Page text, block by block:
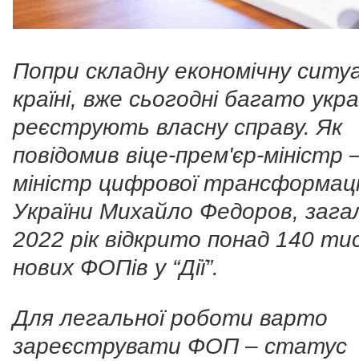
Попри складну економічну
країні, вже сьогодні багато
реєструють власну справу. Як
повідомив віце-прем'єр-міністр
міністр цифрової
України Михайло Федоров,
2022 рік відкрито понад 140
нових ФОПів у “Дії”.
Для легальної роботи варто
зареєструвати ФОП – статус